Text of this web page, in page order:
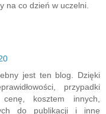
na co dzień w uczelni.
jest ten blog. Dzięki
przypadki
kosztem innych,
do publikacji i inne